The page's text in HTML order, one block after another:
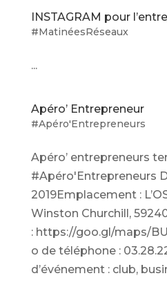
INSTAGRAM pour
#MatinéesRéseaux
...
Apéro’ Entrepreneur
#Apéro'Entrepreneurs
Apéro’ entrepreneurs
#Apéro'Entrepreneurs
2019Emplacement :
Winston Churchill,
: https://goo.gl/maps/
o de téléphone :
d’événement : club,